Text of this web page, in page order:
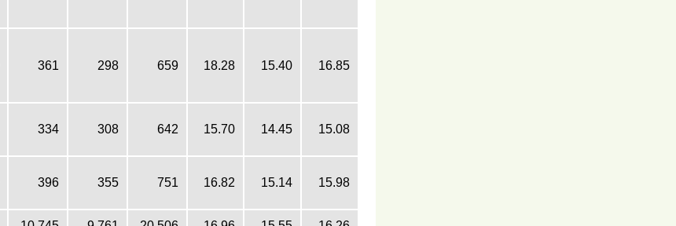
361 298 659 18.28 15.40 16.85
334 308 642 15.70 14.45 15.08
396 355 751 16.82 15.14 15.98